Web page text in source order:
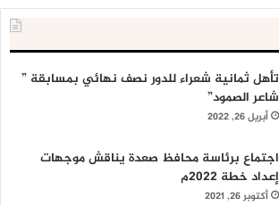
تأهل ثمانية شعراء للدور نصف نهائي بمسابقة ”
شاعر الصمود”
أبريل 26, 2022
اجتماع برئاسة محافظ صعدة يناقش موجهات
إعداد خطة 2022م
أكتوبر 26, 2021